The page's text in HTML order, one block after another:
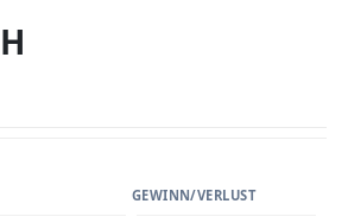
GEWINN/VERLUST